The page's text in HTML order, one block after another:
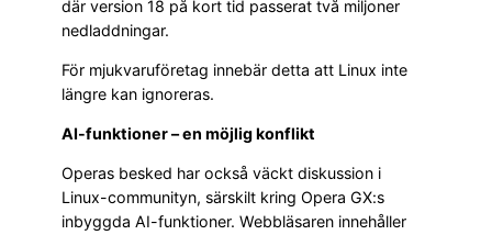
där version 18 på kort tid passerat två miljoner
nedladdningar.
För mjukvaruföretag innebär detta att Linux inte
längre kan ignoreras.
AI-funktioner – en möjlig konflikt
Operas besked har också väckt diskussion i
Linux-communityn, särskilt kring Opera GX:s
inbyggda AI-funktioner. Webbläsaren innehåller